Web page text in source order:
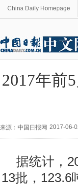
China Daily Homepage
2017年前
来源：中国日报网 2017-06-
据统计，
13批，123.6